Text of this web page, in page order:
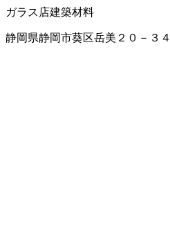
ガラス店建築材料
静岡県静岡市葵区岳美２０－３４